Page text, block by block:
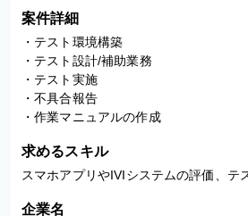
案件詳細
・テスト環境構築
・テスト設計/補助業務
・テスト実施
・不具合報告
・作業マニュアルの作成
求めるスキル
スマホアプリやIVIシステムの評価、テ
企業名